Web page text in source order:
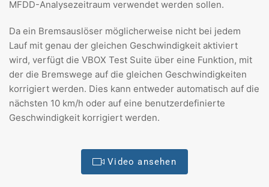
MFDD-Analysezeitraum verwendet werden sollen.
Da ein Bremsauslöser möglicherweise nicht bei jedem
Lauf mit genau der gleichen Geschwindigkeit aktiviert
wird, verfügt die VBOX Test Suite über eine Funktion, mit
der die Bremswege auf die gleichen Geschwindigkeiten
korrigiert werden. Dies kann entweder automatisch auf die
nächsten 10 km/h oder auf eine benutzerdefinierte
Geschwindigkeit korrigiert werden.
Video ansehen